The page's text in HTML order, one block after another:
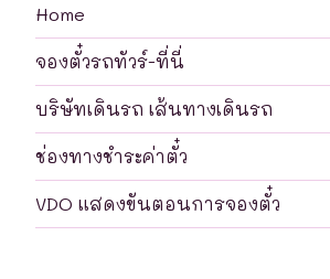
Home
จองตั๋วรถทัวร์-ที่นี่
บริษัทเดินรถ เส้นทางเดินรถ
ช่องทางชำระค่าตั๋ว
VDO แสดงขันตอนการจองตั๋ว